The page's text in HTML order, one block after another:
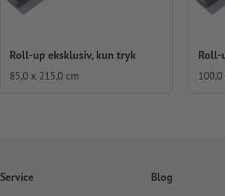
Roll-up eksklusiv, kun tryk
85,0 x 215,0 cm
Roll-
Service Blog